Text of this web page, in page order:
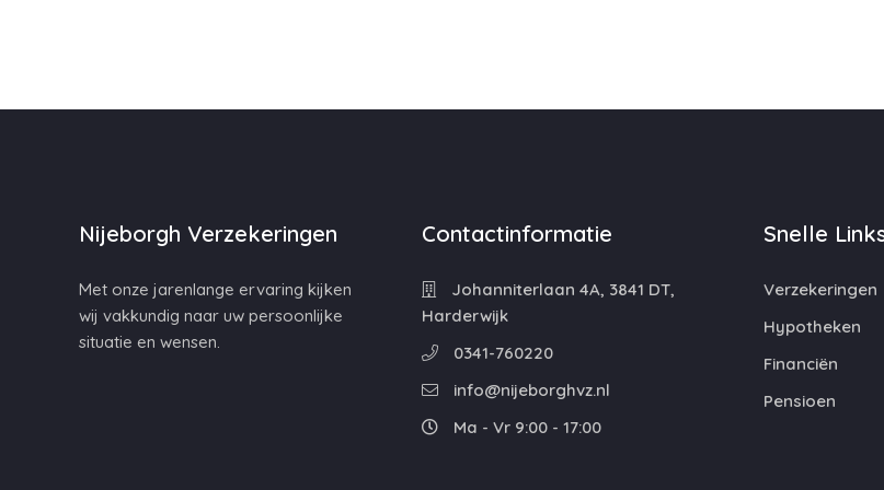
Nijeborgh Verzekeringen
Met onze jarenlange ervaring kijken
wij vakkundig naar uw persoonlijke
situatie en wensen.
Contactinformatie
Johanniterlaan 4A, 3841 DT,
Harderwijk
0341-760220
info@nijeborghvz.nl
Ma - Vr 9:00 - 17:00
Snelle
Verzekeringen
Hypotheken
Financiën
Pensioen